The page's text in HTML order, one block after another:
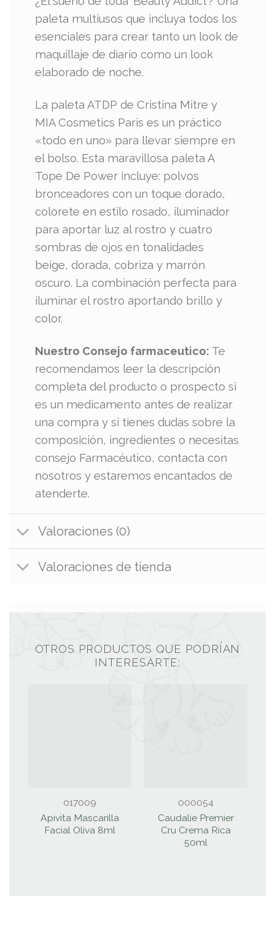
paleta multiusos que incluya todos los
esenciales para crear tanto un look de
maquillaje de diario como un look
elaborado de noche.
La paleta ATDP de Cristina Mitre y
MIA Cosmetics Paris es un práctico
«todo en uno» para llevar siempre en
el bolso. Esta maravillosa paleta A
Tope De Power incluye: polvos
bronceadores con un toque dorado,
colorete en estilo rosado, iluminador
para aportar luz al rostro y cuatro
sombras de ojos en tonalidades
beige, dorada, cobriza y marrón
oscuro. La combinación perfecta para
iluminar el rostro aportando brillo y
color.
Nuestro Consejo farmaceutico: Te
recomendamos leer la descripción
completa del producto o prospecto si
es un medicamento antes de realizar
una compra y si tienes dudas sobre la
composición, ingredientes o necesitas
consejo Farmacéutico, contacta con
nosotros y estaremos encantados de
atenderte.
Valoraciones (0)
Valoraciones de tienda
OTROS PRODUCTOS QUE PODRÍAN
INTERESARTE:
017009
Apivita Mascarilla
Facial Oliva 8ml
000054
Caudalie Premier
Cru Crema Rica
50ml